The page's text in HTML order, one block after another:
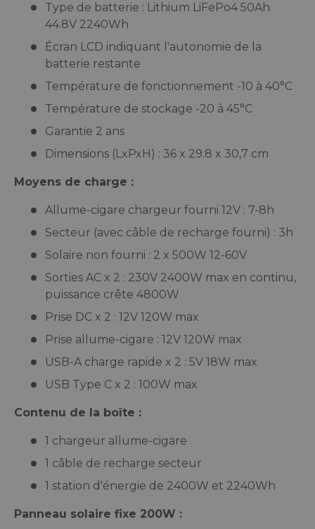
Type de batterie : Lithium LiFePo4 50Ah
44.8V 2240Wh
Écran LCD indiquant l'autonomie de la
batterie restante
Température de fonctionnement -10 à 40°C
Température de stockage -20 à 45°C
Garantie 2 ans
Dimensions (LxPxH) : 36 x 29.8 x 30,7 cm
Moyens de charge :
Allume-cigare chargeur fourni 12V : 7-8h
Secteur (avec câble de recharge fourni) : 3h
Solaire non fourni : 2 x 500W 12-60V
Sorties AC x 2 : 230V 2400W max en continu,
puissance crête 4800W
Prise DC x 2 : 12V 120W max
Prise allume-cigare : 12V 120W max
USB-A charge rapide x 2 : 5V 18W max
USB Type C x 2 : 100W max
Contenu de la boîte :
1 chargeur allume-cigare
1 câble de recharge secteur
1 station d'énergie de 2400W et 2240Wh
Panneau solaire fixe 200W :